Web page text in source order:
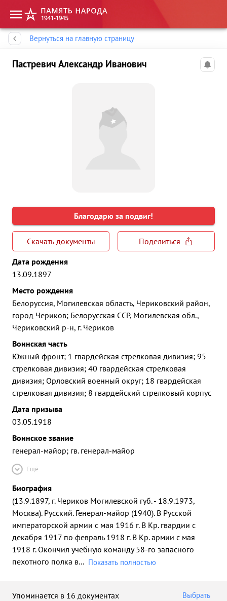
Вернуться на главную страницу
Пастревич Александр Иванович
Благодарю за подвиг!
Скачать документы
Поделиться
Дата рождения
13.09.1897
Место рождения
Белоруссия, Могилевская область, Чериковский район,
город Чериков; Белорусская ССР, Могилевская обл.,
Чериковский р-н, г. Чериков
Воинская часть
Южный фронт; 1 гвардейская стрелковая дивизия; 95
стрелковая дивизия; 40 гвардейская стрелковая
дивизия; Орловский военный округ; 18 гвардейская
стрелковая дивизия; 8 гвардейский стрелковый корпус
Дата призыва
03.05.1918
Воинское звание
генерал-майор; гв. генерал-майор
Ещё
Биография
(13.9.1897, г. Чериков Могилевской губ. - 18.9.1973,
Москва). Русский. Генерал-майор (1940). В Русской
императорской армии с мая 1916 г. В Кр. гвардии с
декабря 1917 по февраль 1918 г. В Кр. армии с мая
1918 г. Окончил учебную команду 58-го запасного
пехотного полка в... Показать полностью
Упоминается в 16 документах Выбрать
Память народа